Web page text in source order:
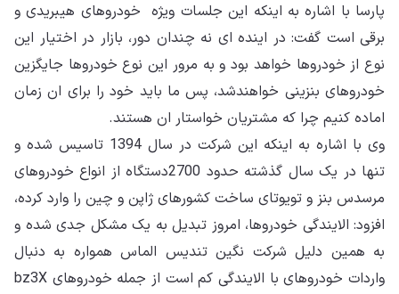
پارسا با اشاره به اینکه این جلسات ویژه خودروهای هیبریدی و
برقی است گفت: در اینده ای نه چندان دور، بازار در اختیار این
نوع از خودروها خواهد بود و به مرور این نوع خودروها جایگزین
خودروهای بنزینی خواهندشد، پس ما باید خود را برای ان زمان
اماده کنیم چرا که مشتریان خواستار ان هستند.
وی با اشاره به اینکه این شرکت در سال 1394 تاسیس شده و
تنها در یک سال گذشته حدود 2700دستگاه از انواع خودروهای
مرسدس بنز و تویوتای ساخت کشورهای ژاپن و چین را وارد کرده،
افزود: الایندگی خودروها، امروز تبدیل به یک مشکل جدی شده و
به همین دلیل شرکت نگین تندیس الماس همواره به دنبال
واردات خودروهای با الایندگی کم است از جمله خودروهای bz3X